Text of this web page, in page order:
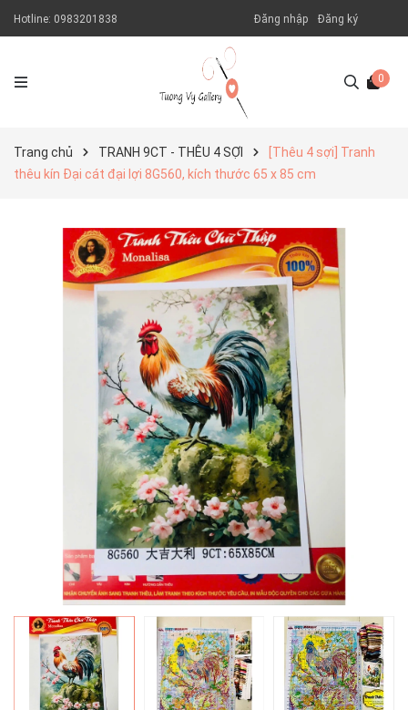
Hotline: 0983201838 Đăng nhập Đăng ký
0
Trang chủ TRANH 9CT - THÊU 4 SỢI
[Thêu 4 sợi] Tranh
thêu kín Đại cát đại lợi 8G560, kích thước 65 x 85 cm